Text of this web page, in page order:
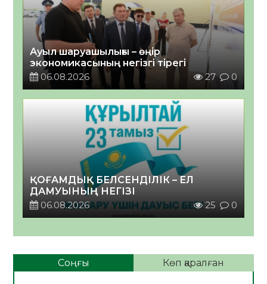
Ауыл шаруашылығы – өңір
экономикасының негізгі тірегі
06.08.2026
27 0
ҚОҒАМДЫҚ БЕЛСЕНДІЛІК – ЕЛ
ДАМУЫНЫҢ НЕГІЗІ
06.08.2026
25 0
Соңғы Көп қаралған